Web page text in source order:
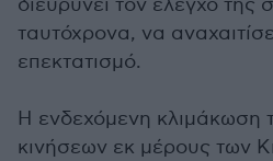
ταυτόχρονα, να
επεκτατισμό.
Η ενδεχόμενη κλιμάκωση
κινήσεων εκ μέρους των